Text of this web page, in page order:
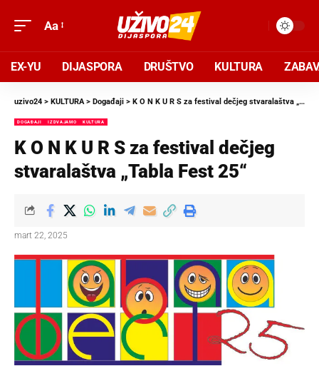
Aa
EX-YU DIJASPORA DRUŠTVO KULTURA
uzivo24 > KULTURA> Događaji > K O N K U R S za festival dečjeg stvaralaštva „Tabla Fest 25“
DOGAĐAJI IZDVAJAMO KULTURA
K O N K U R S za festival dečjeg
stvaralaštva „Tabla Fest 25“
mart 22, 2025